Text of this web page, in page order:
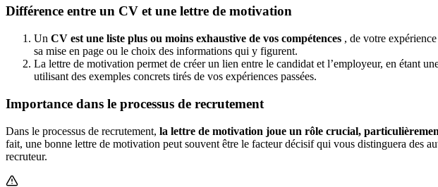
Différence entre un CV et une lettre de motivation
Un CV est une liste plus ou moins exhaustive de vos compétences , de votre
sa mise en page ou le choix des informations qui y figurent.
La lettre de motivation permet de créer un lien entre le candidat et l’employeur, en étant
utilisant des exemples concrets tirés de vos expériences passées.
Importance dans le processus de recrutement
Dans le processus de recrutement, la lettre de motivation joue un rôle crucial,
fait, une bonne lettre de motivation peut souvent être le facteur décisif qui vous distinguera des
recruteur.